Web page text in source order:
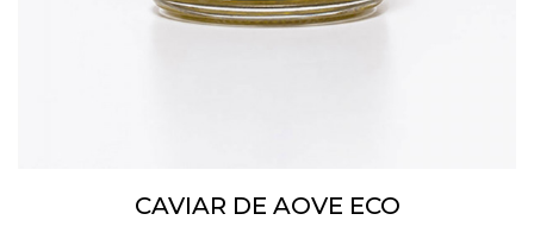
CAVIAR DE AOVE ECO